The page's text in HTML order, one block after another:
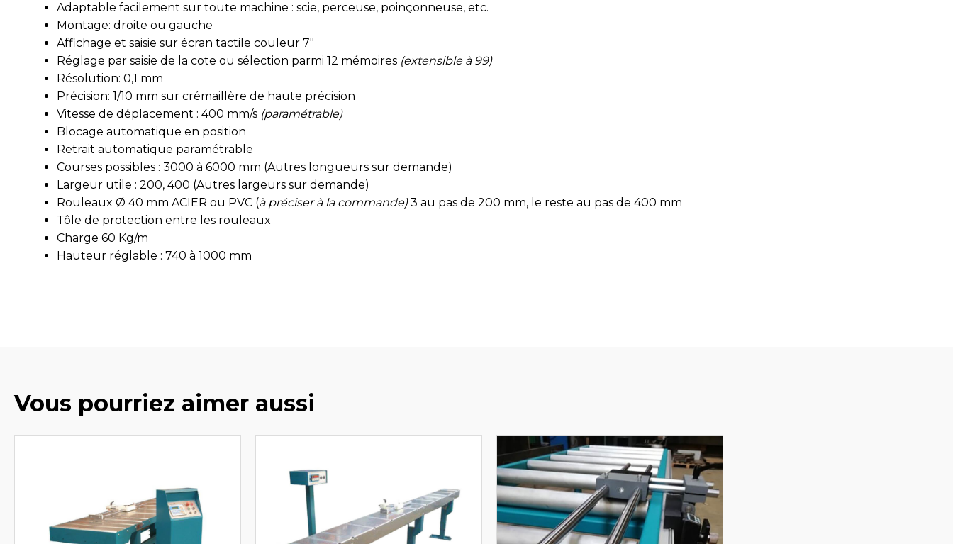
Adaptable facilement sur toute machine : scie, perceuse, poinçonneuse, etc.
Montage: droite ou gauche
Affichage et saisie sur écran tactile couleur 7"
Réglage par saisie de la cote ou sélection parmi 12 mémoires (extensible à 99)
Résolution: 0,1 mm
Précision: 1/10 mm sur crémaillère de haute précision
Vitesse de déplacement : 400 mm/s (paramétrable)
Blocage automatique en position
Retrait automatique paramétrable
Courses possibles : 3000 à 6000 mm (Autres longueurs sur demande)
Largeur utile : 200, 400 (Autres largeurs sur demande)
Rouleaux Ø 40 mm ACIER ou PVC (à préciser à la commande)3 au pas de 200 mm, le reste au pas de 400 mm
Tôle de protection entre les rouleaux
Charge 60 Kg/m
Hauteur réglable : 740 à 1000 mm
Vous pourriez aimer aussi